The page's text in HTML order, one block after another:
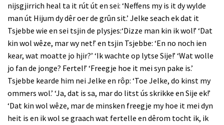
nijsgjirrich heal ta it rút út en sei: ‘Neffens my is it dy wylde
man út Hijum dy dêr oer de grûn sit.’ Jelke seach ek dat it
Tsjebbe wie en sei tsjin de plysjes:‘Dizze man kin ik wol!’ ‘Dat
kin wol wêze, mar wy net!’ en tsjin Tsjebbe: ‘En no noch ien
kear, wat moatte jo hjir?’ ‘Ik wachte op lytse Sije!’ ‘Wat wolle
jo fan de jonge? Fertel!’ ‘Freegje hoe it mei syn pake is.’
Tsjebbe kearde him nei Jelke en rôp: ‘Toe Jelke, do kinst my
ommers wol.’ ‘Ja, dat is sa, mar do litst ús skrikke en Sije ek!’
‘Dat kin wol wêze, mar de minsken freegje my hoe it mei dyn
heit is en ik wol se graach wat fertelle en dêrom tocht ik, ik